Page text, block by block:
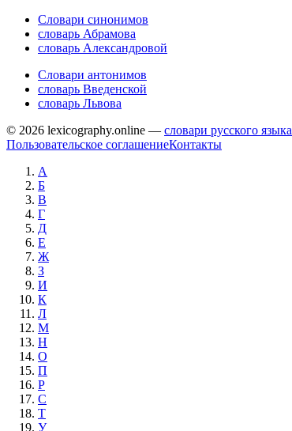
Словари синонимов
словарь Абрамова
словарь Александровой
Словари антонимов
словарь Введенской
словарь Львова
© 2026 lexicography.online — словари русского языка
Пользовательское соглашениеКонтакты
А
Б
В
Г
Д
Е
Ж
З
И
К
Л
М
Н
О
П
Р
С
Т
У